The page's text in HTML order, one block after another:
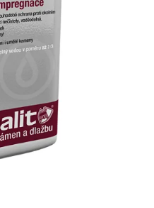
na vodní bázi 1 l
pro kovy, sklo,